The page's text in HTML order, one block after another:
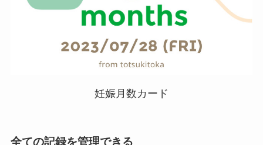
妊娠月数カード
全ての記録を管理できる